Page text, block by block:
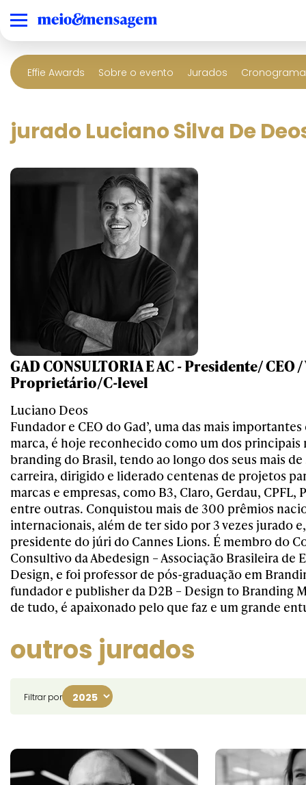
Effie Awards Sobre o evento Jurados
jurado Luciano Silva De
GAD CONSULTORIA E AC - Presidente/ CEO
Proprietário/C-level
Luciano Deos
Fundador e CEO do Gad’, uma das mais
marca, é hoje reconhecido como um dos principais
branding do Brasil, tendo ao longo dos seus mais de
carreira, dirigido e liderado centenas de projetos
marcas e empresas, como B3, Claro, Gerdau, CPFL,
entre outras. Conquistou mais de 300 prêmios
internacionais, além de ter sido por 3 vezes jurado
presidente do júri do Cannes Lions. É membro do
Consultivo da Abedesign – Associação Brasileira de
Design, e foi professor de pós-graduação em
fundador e publisher da D2B – Design to Branding
de tudo, é apaixonado pelo que faz e um grande
outros jurados
Filtrar por